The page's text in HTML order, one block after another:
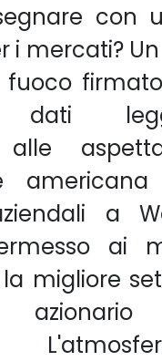
con
i mercati?
fuoco
dati
alle
a
ai
migliore
azionario